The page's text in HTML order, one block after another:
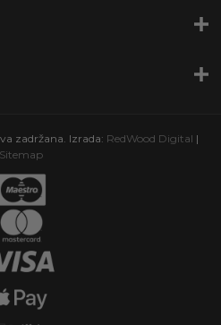
zadržana. Izrada: RedWood Digital |
Sitemap